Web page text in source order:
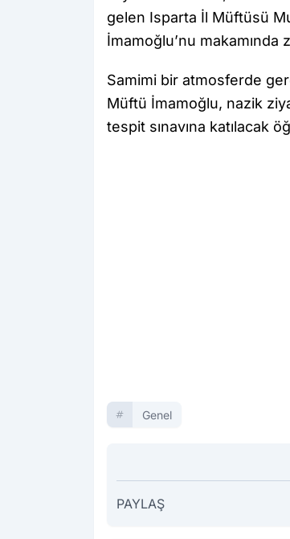
gelen Isparta İl Müftüsü
İmamoğlu’nu makamında
Samimi bir atmosferde
Müftü İmamoğlu, nazik
tespit sınavına katılacak
Genel
PAYLAŞ